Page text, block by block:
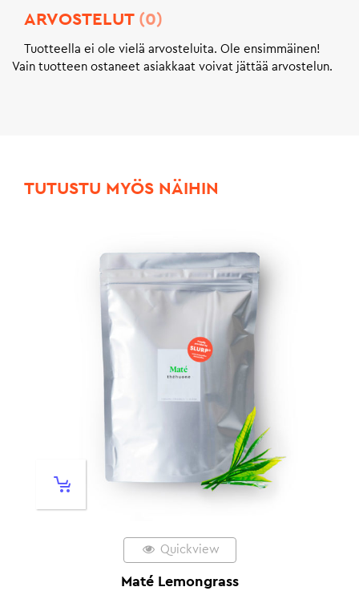
ARVOSTELUT (0)
Tuotteella ei ole vielä arvosteluita. Ole ensimmäinen!
Vain tuotteen ostaneet asiakkaat voivat jättää arvostelun.
TUTUSTU MYÖS NÄIHIN